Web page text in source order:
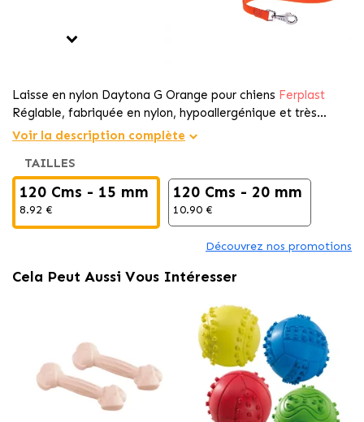
Laisse en nylon Daytona G Orange pour chiens Ferplast
Réglable, fabriquée en nylon, hypoallergénique et très
agréable grâce à son rembourrage intérieur doux.
Voir la description complète
TAILLES
120 Cms - 15 mm
8.92 €
120 Cms - 20 mm
10.90 €
Découvrez nos promotions
Cela Peut Aussi Vous Intéresser